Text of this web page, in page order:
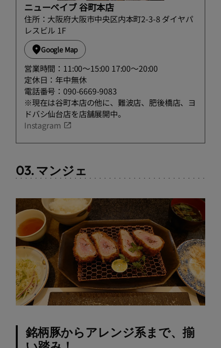
ニューベイブ 谷町本店
住所：大阪府大阪市中央区内本町2-3-8 ダイヤパ
レスビル 1F
Google Map
営業時間：11:00～15:00 17:00～20:00
定休日：年中無休
電話番号：090-6669-9083
※現在は谷町本店の他に、難波店、肥後橋店、ヨ
ドバシ仙台店を店舗展開中。
Instagram
03. マンジェ
銘柄豚からアレンジ系まで、揃